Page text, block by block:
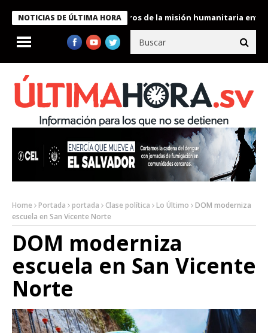
NOTICIAS DE ÚLTIMA HORA
condecora a miembros de la misión humanitaria enviada a
Home Portada portada Clase política Lo Último
DOM moderniza
escuela en San Vicente Norte
DOM moderniza
escuela en San Vicente
Norte